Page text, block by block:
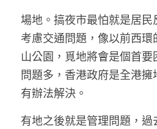
馮煒光專欄
趙處機專欄
KOL 精選
大衛sir專欄
關於我們
場地。搞夜市最怕就是居
考慮交通問題，像以前西
山公園，覓地將會是個首
問題多，香港政府是全港
有辦法解決。
有地之後就是管理問題，